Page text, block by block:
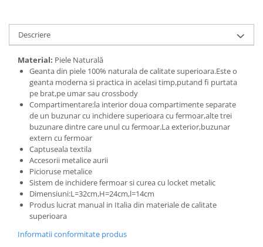
Descriere
Material: Piele Naturală
Geanta din piele 100% naturala de calitate superioara.Este o
geanta moderna si practica in acelasi timp,putand fi purtata
pe brat,pe umar sau crossbody
Compartimentare:la interior doua compartimente separate
de un buzunar cu inchidere superioara cu fermoar,alte trei
buzunare dintre care unul cu fermoar.La exterior,buzunar
extern cu fermoar
Captuseala textila
Accesorii metalice aurii
Picioruse metalice
Sistem de inchidere fermoar si curea cu locket metalic
Dimensiuni:L=32cm,H=24cm,l=14cm
Produs lucrat manual in Italia din materiale de calitate
superioara
Informatii conformitate produs